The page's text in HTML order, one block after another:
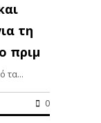
τη
πριμ
τα...
0